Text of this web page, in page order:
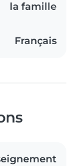
la famille
Français